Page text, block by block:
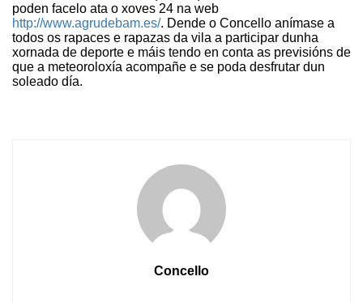
poden facelo ata o xoves 24 na web
http://www.agrudebam.es/. Dende o Concello anímase a
todos os rapaces e rapazas da vila a participar dunha
xornada de deporte e máis tendo en conta as previsións de
que a meteoroloxía acompañe e se poda desfrutar dun
soleado día.
Concello